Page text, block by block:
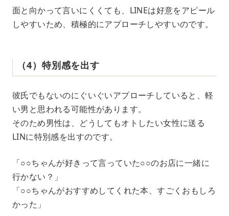
面と向かって言いにくくても、LINEは好意をアピール
しやすいため、積極的にアプローチしやすいのです。
（4）特別感を出す
彼氏でもないのにぐいぐいアプローチしていると、軽
い男と思われる可能性があります。
そのため男性は、どうしてもオトしたい女性に送る
LINに特別感を出すのです。
「○○ちゃんが好きって言っていた○○のお店に一緒に
行かない？」
「○○ちゃんがおすすめしてくれた本、すごくおもしろ
かった」